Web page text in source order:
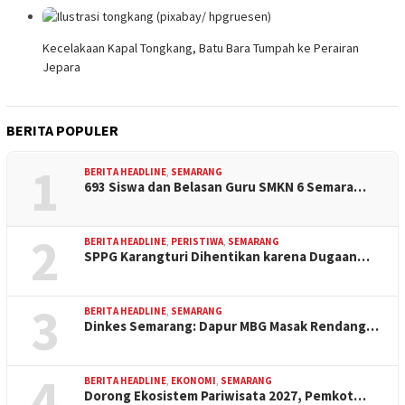
Kecelakaan Kapal Tongkang, Batu Bara Tumpah ke Perairan
Jepara
BERITA POPULER
1 BERITA HEADLINE, SEMARANG
693 Siswa dan Belasan Guru SMKN 6 Semara…
2 BERITA HEADLINE, PERISTIWA, SEMARANG
SPPG Karangturi Dihentikan karena Dugaan…
3 BERITA HEADLINE, SEMARANG
Dinkes Semarang: Dapur MBG Masak Rendang…
BERITA HEADLINE, EKONOMI, SEMARANG
Dorong Ekosistem Pariwisata 2027, Pemkot…